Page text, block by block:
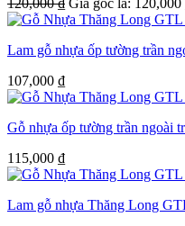
Lam gỗ nhựa ốp tường trần
107,000 ₫
Gỗ nhựa ốp tường trần ngoài
115,000 ₫
Lam gỗ nhựa Thăng Long